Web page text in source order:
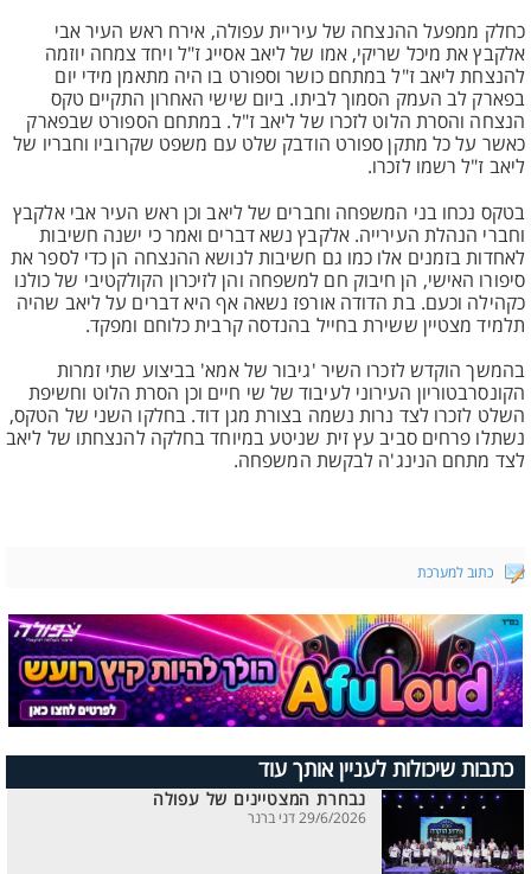
כחלק ממפעל ההנצחה של עיריית עפולה, אירח ראש העיר אבי
אלקבץ את מיכל שריקי, אמו של ליאב אסייג ז"ל ויחד צמחה יוזמה
להנצחת ליאב ז"ל במתחם כושר וספורט בו היה מתאמן מידי יום
בפארק לב העמק הסמוך לביתו. ביום שישי האחרון התקיים טקס
הנצחה והסרת הלוט לזכרו של ליאב ז"ל. במתחם הספורט שבפארק
כאשר על כל מתקן ספורט הודבק שלט עם משפט שקרוביו וחבריו של
ליאב ז"ל רשמו לזכרו.
בטקס נכחו בני המשפחה וחברים של ליאב וכן ראש העיר אבי אלקבץ
וחברי הנהלת העירייה. אלקבץ נשא דברים ואמר כי ישנה חשיבות
לאחדות בזמנים אלו כמו גם חשיבות לנושא ההנצחה הן כדי לספר את
סיפורו האישי, הן חיבוק חם למשפחה והן לזיכרון הקולקטיבי של כולנו
כקהילה וכעם. בת הדודה אורפז נשאה אף היא דברים על ליאב שהיה
תלמיד מצטיין ששירת בחייל בהנדסה קרבית כלוחם ומפקד.
בהמשך הוקדש לזכרו השיר 'גיבור של אמא' בביצוע שתי זמרות
הקונסרבטוריון העירוני לעיבוד של שי חיים וכן הסרת הלוט וחשיפת
השלט לזכרו לצד נרות נשמה בצורת מגן דוד. בחלקו השני של הטקס,
נשתלו פרחים סביב עץ זית שניטע במיוחד בחלקה להנצחתו של ליאב
לצד מתחם הנינג'ה לבקשת המשפחה.
כתוב למערכת
כתבות שיכולות לעניין אותך עוד
נבחרת המצטיינים של עפולה
29/6/2026 דני ברנר